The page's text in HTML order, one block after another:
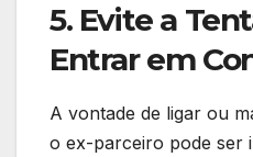
5. Evite a
Entrar em
A vontade de ligar ou
o ex-parceiro pode ser